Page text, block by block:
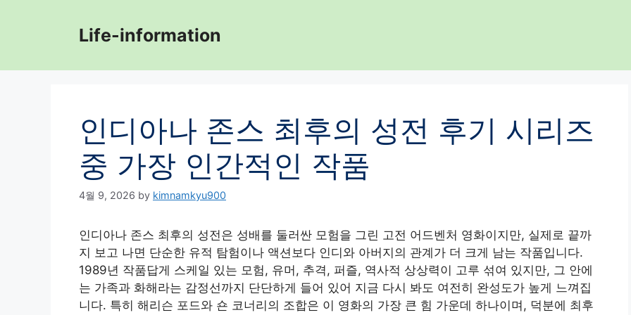
Life-information
인디아나 존스 최후의 성전 후기 시리즈
중 가장 인간적인 작품
4월 9, 2026 by kimnamkyu900
인디아나 존스 최후의 성전은 성배를 둘러싼 모험을 그린 고전 어드벤처 영화이지만, 실제로 끝까
지 보고 나면 단순한 유적 탐험이나 액션보다 인디와 아버지의 관계가 더 크게 남는 작품입니다.
1989년 작품답게 스케일 있는 모험, 유머, 추격, 퍼즐, 역사적 상상력이 고루 섞여 있지만, 그 안에
는 가족과 화해라는 감정선까지 단단하게 들어 있어 지금 다시 봐도 여전히 완성도가 높게 느껴집
니다. 특히 해리슨 포드와 숀 코너리의 조합은 이 영화의 가장 큰 힘 가운데 하나이며, 덕분에 최후